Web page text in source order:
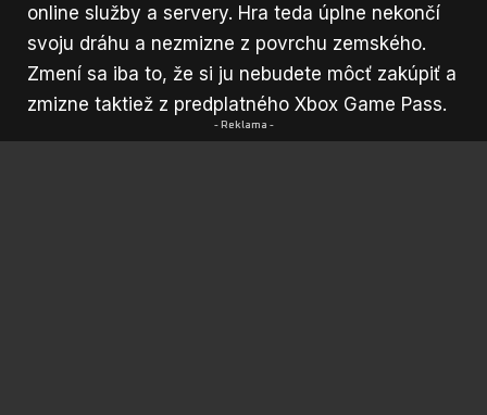
online služby a servery. Hra teda úplne nekončí
svoju dráhu a nezmizne z povrchu zemského.
Zmení sa iba to, že si ju nebudete môcť zakúpiť a
zmizne taktiež z predplatného Xbox Game Pass.
- Reklama -